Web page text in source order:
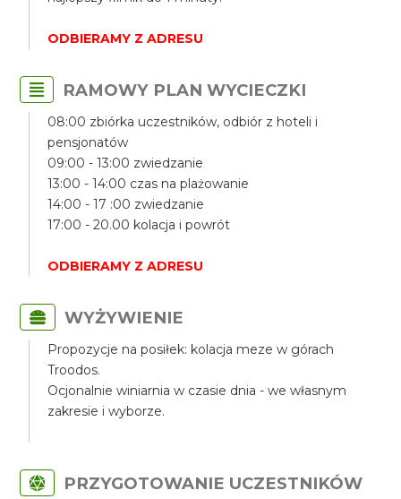
ODBIERAMY Z ADRESU
RAMOWY PLAN WYCIECZKI
08:00 zbiórka uczestników, odbiór z hoteli i
pensjonatów
09:00 - 13:00 zwiedzanie
13:00 - 14:00 czas na plażowanie
14:00 - 17 :00 zwiedzanie
17:00 - 20.00 kolacja i powrót
ODBIERAMY Z ADRESU
WYŻYWIENIE
Propozycje na posiłek: kolacja meze w górach
Troodos.
Ocjonalnie winiarnia w czasie dnia - we własnym
zakresie i wyborze.
PRZYGOTOWANIE UCZESTNIKÓW